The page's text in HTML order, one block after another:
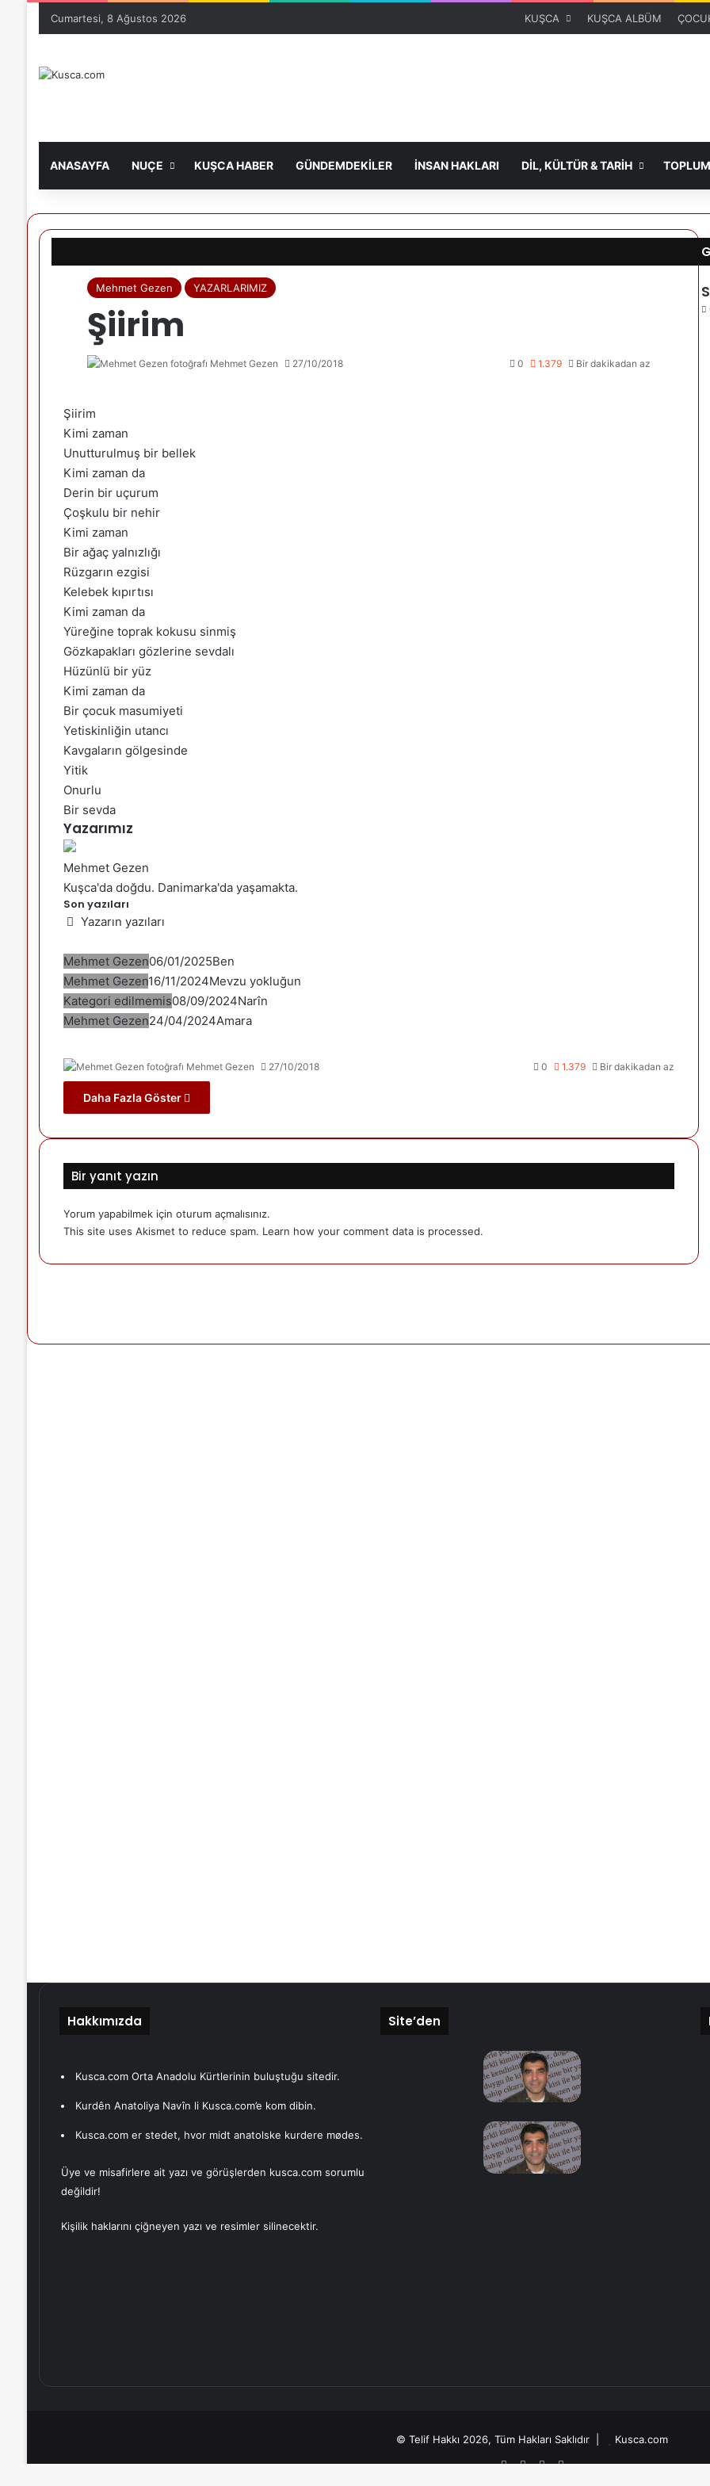
Cumartesi, 8 Ağustos 2026 KUŞCA KUŞCA ALBÜM
ANASAYFA NUÇE KUŞCA HABER GÜNDEMDEKİLER İNSAN HAKLARI DİL, KÜLTÜR & TARİH
Mehmet Gezen YAZARLARIMIZ
Şiirim
Mehmet Gezen 27/10/2018 0 1.379 Bir dakikadan az
Şiirim
Kimi zaman
Unutturulmuş bir bellek
Kimi zaman da
Derin bir uçurum
Çoşkulu bir nehir
Kimi zaman
Bir ağaç yalnızlığı
Rüzgarın ezgisi
Kelebek kıpırtısı
Kimi zaman da
Yüreğine toprak kokusu sinmiş
Gözkapakları gözlerine sevdalı
Hüzünlü bir yüz
Kimi zaman da
Bir çocuk masumiyeti
Yetiskinliğin utancı
Kavgaların gölgesinde
Yitik
Onurlu
Bir sevda
Yazarımız
Mehmet Gezen
Kuşca'da doğdu. Danimarka'da yaşamakta.
Son yazıları
Yazarın yazıları
Mehmet Gezen06/01/2025Ben
Mehmet Gezen16/11/2024Mevzu yokluğun
Kategori edilmemis08/09/2024Narîn
Mehmet Gezen24/04/2024Amara
Mehmet Gezen 27/10/2018 0 1.379 Bir dakikadan az
Daha Fazla Göster
Bir yanıt yazın
Yorum yapabilmek için oturum açmalısınız.
This site uses Akismet to reduce spam. Learn how your comment data is processed.
Hakkımızda
Kusca.com Orta Anadolu Kürtlerinin buluştuğu sitedir.
Kurdên Anatoliya Navîn li Kusca.com’e kom dibin.
Kusca.com er stedet, hvor midt anatolske kurdere mødes.
Üye ve misafirlere ait yazı ve görüşlerden kusca.com sorumlu
değildir!
Kişilik haklarını çiğneyen yazı ve resimler silinecektir.
Site’den
© Telif Hakkı 2026, Tüm Hakları Saklıdır |
Kusca.com
Facebook
X YouTube
Instagram